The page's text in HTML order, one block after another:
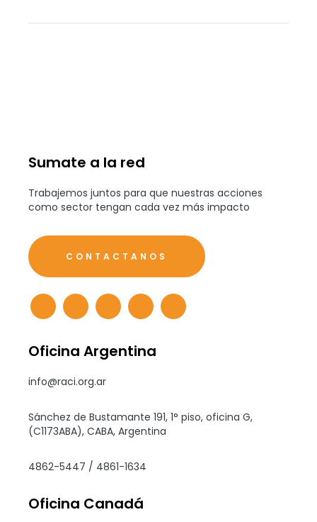
Sumate a la red
Trabajemos juntos para que nuestras acciones
como sector tengan cada vez más impacto
CONTACTANOS
Oficina Argentina
info@raci.org.ar
Sánchez de Bustamante 191, 1° piso, oficina G,
(C1173ABA), CABA, Argentina
4862-5447 / 4861-1634
Oficina Canadá